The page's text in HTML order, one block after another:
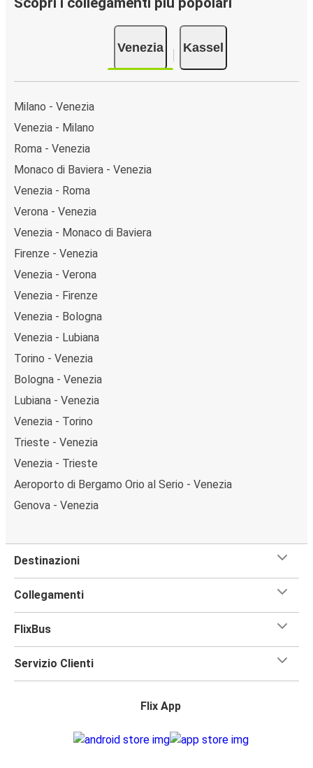
Venezia Kassel
Milano - Venezia
Venezia - Milano
Roma - Venezia
Monaco di Baviera - Venezia
Venezia - Roma
Verona - Venezia
Venezia - Monaco di Baviera
Firenze - Venezia
Venezia - Verona
Venezia - Firenze
Venezia - Bologna
Venezia - Lubiana
Torino - Venezia
Bologna - Venezia
Lubiana - Venezia
Venezia - Torino
Trieste - Venezia
Venezia - Trieste
Aeroporto di Bergamo Orio al Serio - Venezia
Genova - Venezia
Destinazioni
Collegamenti
FlixBus
Servizio Clienti
Flix App